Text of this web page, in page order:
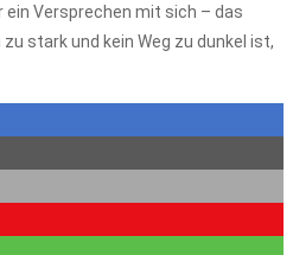
Versprechen mit sich – das
stark und kein Weg zu dunkel ist,